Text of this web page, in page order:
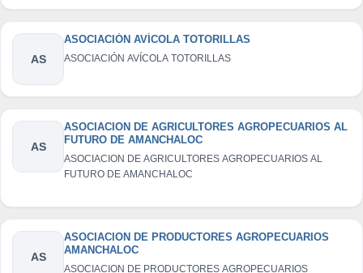
AS
ASOCIACIÓN AVÍCOLA TOTORILLAS
ASOCIACIÓN AVÍCOLA TOTORILLAS
AS
ASOCIACION DE AGRICULTORES AGROPECUARIOS AL
FUTURO DE AMANCHALOC
ASOCIACION DE AGRICULTORES AGROPECUARIOS AL
FUTURO DE AMANCHALOC
AS
ASOCIACION DE PRODUCTORES AGROPECUARIOS
AMANCHALOC
ASOCIACION DE PRODUCTORES AGROPECUARIOS